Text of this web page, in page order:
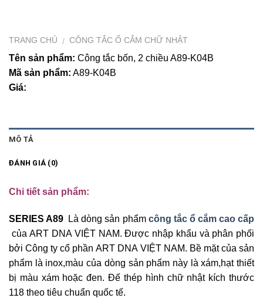
TRANG CHỦ / CÔNG TẮC Ổ CẮM CHỮ NHẬT
Tên sản phẩm: Công tắc bốn, 2 chiều A89-K04B
Mã sản phẩm: A89-K04B
Giá:
MÔ TẢ
ĐÁNH GIÁ (0)
Chi tiết sản phẩm:
SERIES A89 Là dòng sản phẩm công tắc ổ cắm cao cấp
của ART DNA VIỆT NAM. Được nhập khẩu và phân phối
bởi Công ty cổ phần ART DNA VIỆT NAM. Bề mặt của sản
phẩm là inox,màu của dòng sản phẩm này là xám,hạt thiết
bị màu xám hoặc đen. Đế thép hình chữ nhật kích thước
118 theo tiêu chuẩn quốc tế.